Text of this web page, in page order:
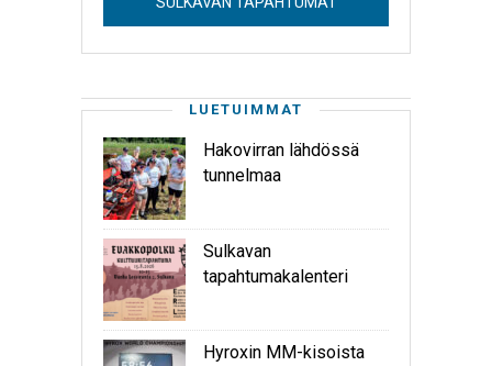
LUETUIMMAT
Hakovirran lähdössä
tunnelmaa
Sulkavan
tapahtumakalenteri
Hyroxin MM-kisoista